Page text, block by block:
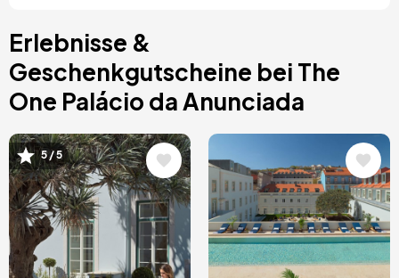
Nizza, Frankreich
Erlebnisse &
Geschenkgutscheine bei The
One Palácio da Anunciada
Bild5 / 5 Bild